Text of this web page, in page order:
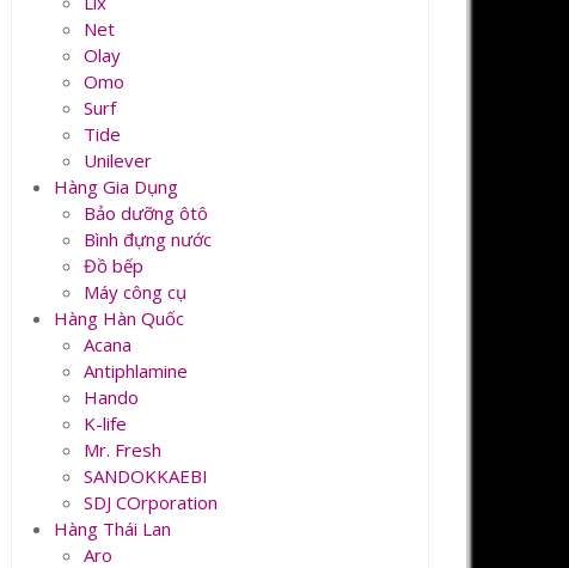
Net
Olay
Omo
Surf
Tide
Unilever
Hàng Gia Dụng
Bảo dưỡng ôtô
Bình đựng nước
Đồ bếp
Máy công cụ
Hàng Hàn Quốc
Acana
Antiphlamine
Hando
K-life
Mr. Fresh
SANDOKKAEBI
SDJ COrporation
Hàng Thái Lan
Aro